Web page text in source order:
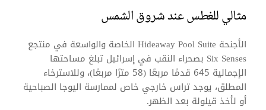
مثالي للغطس عند شروق الشمس
الأجنحة Hideaway Pool Suite الخاصة والواسعة في منتجع
Six Senses بصحراء النقب في إسرائيل تبلغ مساحتها
الإجمالية 645 قدمًا مربعًا (58 مترًا مربعًا)، وللاسترخاء
المطلق، يوجد تراس خارجي خاص لممارسة اليوجا الصباحية
أو لأخذ قيلولة بعد الظهر.